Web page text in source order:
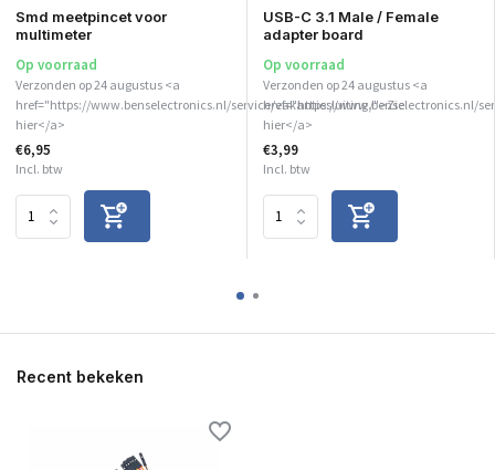
Smd meetpincet voor
multimeter
Op voorraad
Verzonden op 24 augustus <a
href="https://www.benselectronics.nl/service/vakantiesluiting/">Zie
hier</a>
€6,95
Incl. btw
USB-C 3.1 Male / Female
adapter board
Op voorraad
Verzonden op 24 augustus <a
href="https://www.benselectronics.nl/
hier</a>
€3,99
Incl. btw
Recent bekeken